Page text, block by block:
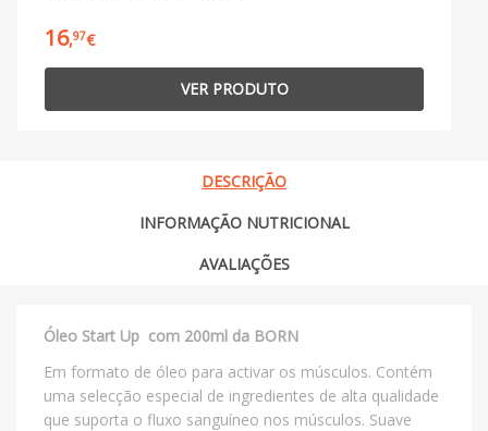
16,97€
VER PRODUTO
DESCRIÇÃO
INFORMAÇÃO NUTRICIONAL
AVALIAÇÕES
Óleo Start Up com 200ml da BORN
Em formato de óleo para activar os músculos. Contém
uma selecção especial de ingredientes de alta qualidade
que suporta o fluxo sanguíneo nos músculos. Suave